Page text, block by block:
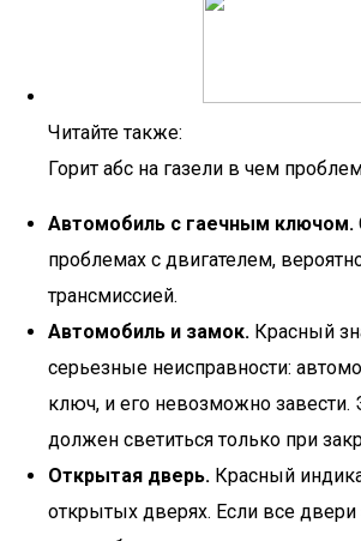
Читайте также:
Горит абс на газели в чем
Автомобиль с гаечным ключом.
проблемах с двигателем,
трансмиссией.
Автомобиль и замок. Красный
серьезные неисправности:
ключ, и его невозможно завести.
должен светиться только при
Открытая дверь. Красный
открытых дверях. Если все